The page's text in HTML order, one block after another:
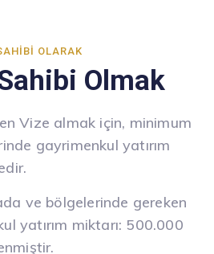
OLARAK
Olmak
Vize almak için, minimum
gayrimenkul yatırım
ve bölgelerinde gereken
yatırım miktarı: 500.000